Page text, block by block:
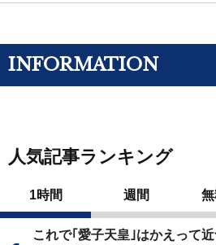
INFORMATION
人気記事ランキング
1時間 週間
これで｢愛子天皇｣はかえって